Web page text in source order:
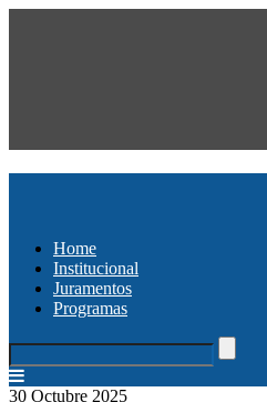
Home
Institucional
Juramentos
Programas
30 Octubre 2025